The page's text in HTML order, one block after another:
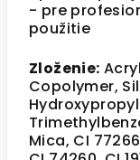
- pre
použitie
Zloženie:
Copolymer,
Mica, CI